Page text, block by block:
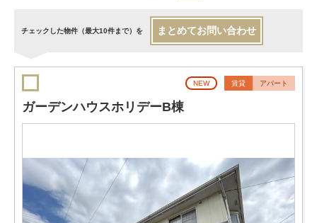
チェックした物件（最大10件まで）を まとめてお問い合わせ
NEW 賃貸 アパート
ガーデンハウスホリデーB棟